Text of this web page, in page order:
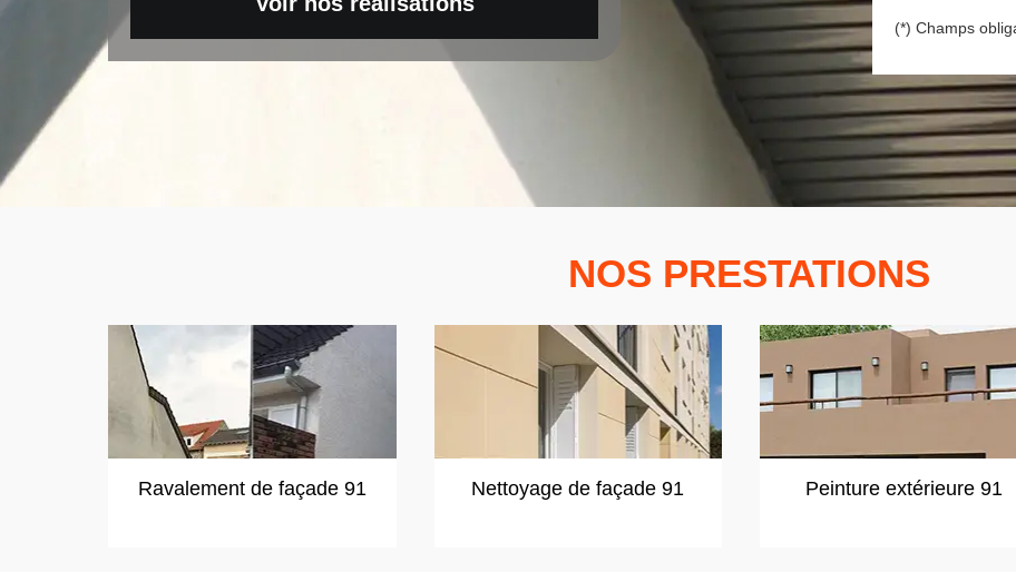
(*) Champs
NOS PRESTATIONS
Ravalement de façade 91 Nettoyage de façade 91 Peinture extérieure 91